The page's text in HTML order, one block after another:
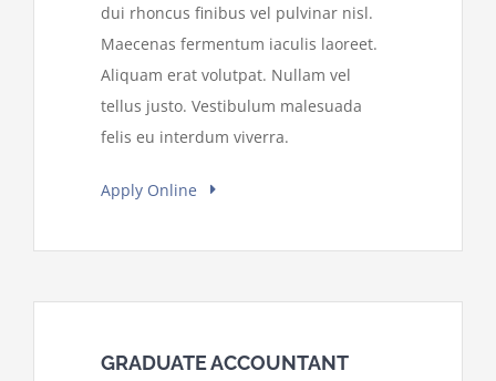
dui rhoncus finibus vel pulvinar nisl.
Maecenas fermentum iaculis laoreet.
Aliquam erat volutpat. Nullam vel
tellus justo. Vestibulum malesuada
felis eu interdum viverra.
Apply Online
GRADUATE ACCOUNTANT